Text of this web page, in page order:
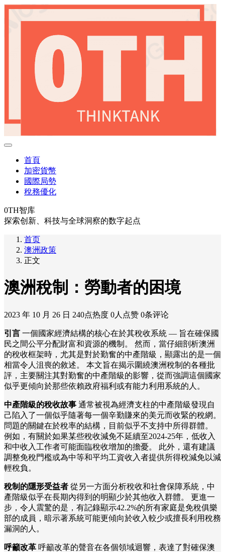
首頁
加密貨幣
國際局勢
稅務優化
0TH智库
探索创新、科技与全球洞察的数字起点
首页
澳洲政策
正文
澳洲稅制：勞動者的困境
2023 年 10 月 26 日 240点热度 0人点赞 0条评论
引言 一個國家經濟結構的核心在於其稅收系統 — 旨在確保國
民之間公平分配財富和資源的機制。 然而，當仔細剖析澳洲
的稅收框架時，尤其是對於勤奮的中產階級，顯露出的是一個
相當令人沮喪的敘述。 本文旨在揭示圍繞澳洲稅制的各種批
評，主要關注其對勤奮的中產階級的影響，從而強調這個國家
似乎更傾向於那些依賴政府福利或有能力利用系統的人。
中產階級的稅收故事 通常被視為經濟支柱的中產階級發現自
己陷入了一個似乎隨著每一個辛勤賺來的美元而收緊的稅網。
問題的關鍵在於稅率的結構，目前似乎不支持中所得群體。
例如，有關於如果某些稅收減免不延續至2024-25年，低收入
和中收入工作者可能面臨稅收增加的擔憂。 此外，還有建議
調整免稅門檻或為中等和平均工資收入者提供所得稅減免以減
輕稅負。
稅制的隱形受益者 從另一方面分析稅收和社會保障系統，中
產階級似乎在長期內得到的明顯少於其他收入群體。 更進一
步，令人震驚的是，有記錄顯示42.2%的所有家庭是免稅俱樂
部的成員，暗示著系統可能更傾向於收入較少或擅長利用稅務
漏洞的人。
呼籲改革 呼籲改革的聲音在各個領域迴響，表達了對確保澳